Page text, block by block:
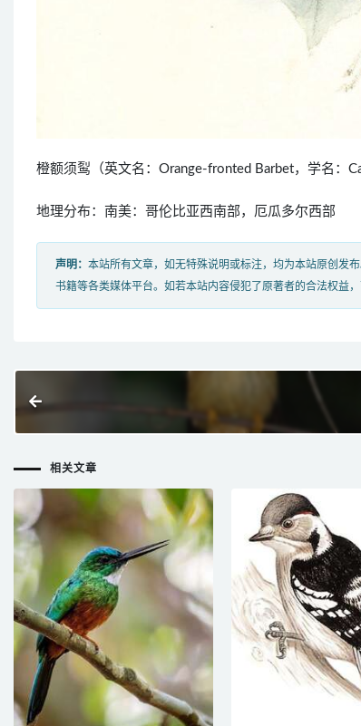
橙额须䴕（英文名：Orange-fronted Barbet，学名：
地理分布：南美：哥伦比亚西南部，厄瓜多尔西部
声明： 本站所有文章，如无特殊说明或标注，均为本站原创发
书籍等各类媒体平台。如若本站内容侵犯了原著者的合法权益，
相关文章